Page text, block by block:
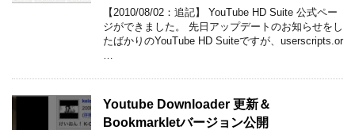
【2010/08/02：追記】 YouTube HD Suite 公式ペー
ジができました。 先日アップデートのお知らせをし
たばかりのYouTube HD Suiteですが、userscripts.or
…
Youtube Downloader 更新＆
Bookmarkletバージョン公開